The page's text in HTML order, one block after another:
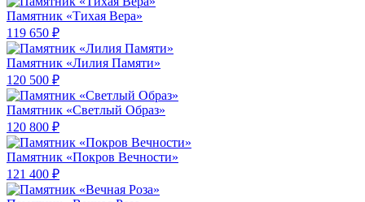
Памятник «Тихая Вера»
119 650 ₽
Памятник «Лилия Памяти»
120 500 ₽
Памятник «Светлый Образ»
120 800 ₽
Памятник «Покров Вечности»
121 400 ₽